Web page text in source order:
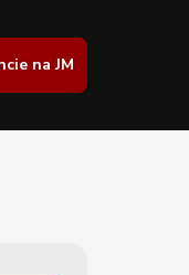
na JM